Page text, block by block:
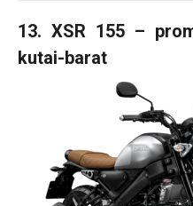
13. XSR 155 –
kutai-barat